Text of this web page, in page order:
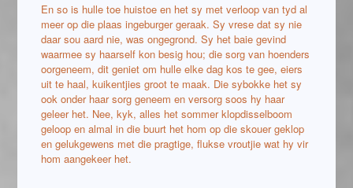
En so is hulle toe huistoe en het sy met verloop van tyd al
meer op die plaas ingeburger geraak. Sy vrese dat sy nie
daar sou aard nie, was ongegrond. Sy het baie gevind
waarmee sy haarself kon besig hou; die sorg van hoenders
oorgeneem, dit geniet om hulle elke dag kos te gee, eiers
uit te haal, kuikentjies groot te maak. Die sybokke het sy
ook onder haar sorg geneem en versorg soos hy haar
geleer het. Nee, kyk, alles het sommer klopdisselboom
geloop en almal in die buurt het hom op die skouer geklop
en gelukgewens met die pragtige, flukse vroutjie wat hy vir
hom aangekeer het.